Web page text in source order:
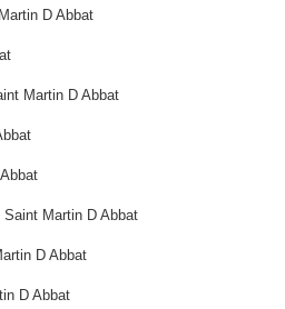
D Abbat
Martin D Abbat
Martin D Abbat
D Abbat
D Abbat